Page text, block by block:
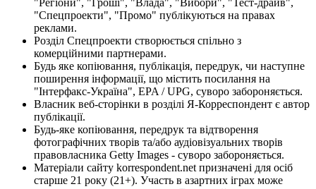
"Спецпроекти", "Промо" публікуються на правах
реклами.
Розділ Спецпроекти створюється спільно з
комерційними партнерами.
Будь яке копіювання, публікація, передрук, чи наступне
поширення інформації, що містить посилання на
"Інтерфакс-Україна", EPA / UPG, суворо забороняється.
Власник веб-сторінки в розділі Я-Корреспондент є автор
публікації.
Будь-яке копіювання, передрук та відтворення
фотографічних творів та/або аудіовізуальних творів
правовласника Getty Images - суворо забороняється.
Матеріали сайту korrespondent.net призначені для осіб
старше 21 року (21+). Участь в азартних іграх може